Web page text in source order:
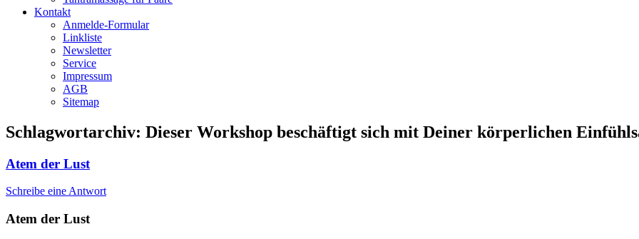
Kontakt
Anmelde-Formular
Linkliste
Newsletter
Service
Impressum
AGB
Sitemap
Schlagwortarchiv: Dieser Workshop beschäftigt sich mit Deiner körperlichen
Atem der Lust
Schreibe eine Antwort
Atem der Lust